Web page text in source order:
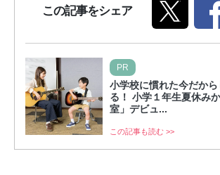
この記事をシェア
PR
小学校に慣れた今だか
る！ 小学１年生夏休み
室」デビュ...
この記事も読む >>